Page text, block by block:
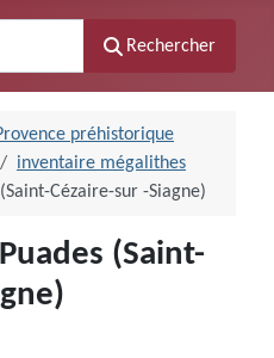
Rechercher
préhistorique
inventaire mégalithes
Cézaire-sur -Siagne)
(Saint-